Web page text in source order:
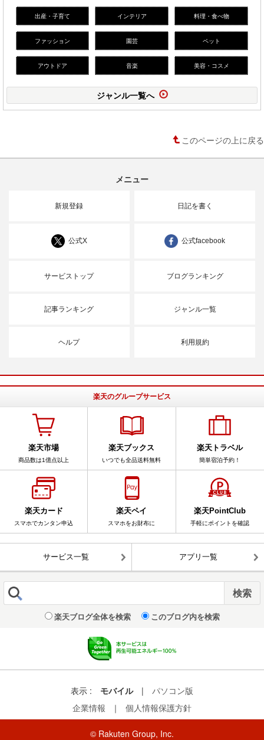
出産・子育て インテリア 料理・食べ物
ファッション 園芸 ペット
アウトドア 音楽 美容・コスメ
ジャンル一覧へ
このページの上に戻る
メニュー
新規登録 日記を書く
公式X 公式facebook
サービストップ ブログランキング
記事ランキング ジャンル一覧
ヘルプ 利用規約
楽天のグループサービス
楽天市場
商品数は1億点以上
楽天ブックス
いつでも全品送料無料
楽天トラベル
簡単宿泊予約！
楽天カード
スマホでカンタン申込
楽天ペイ
スマホをお財布に
楽天PointClub
手軽にポイントを確認
サービス一覧 アプリ一覧
楽天ブログ全体を検索 このブログ内を検索
表示 : モバイル |
パソコン版
企業情報
｜ 個人情報保護方針
© Rakuten Group, Inc.